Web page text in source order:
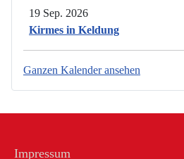
19 Sep. 2026
Kirmes in Keldung
Ganzen Kalender ansehen
Impressum